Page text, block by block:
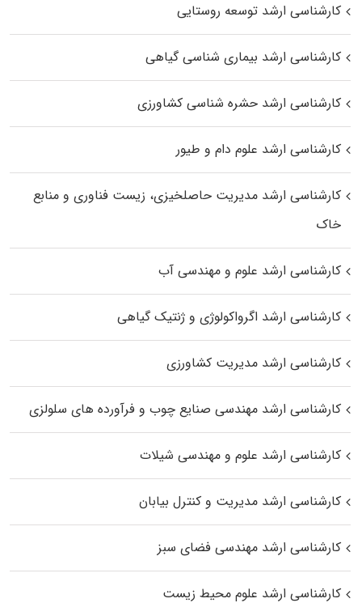
کارشناسی ارشد توسعه روستایی
کارشناسی ارشد بیماری‌ شناسی گیاهی
کارشناسی ارشد حشره‌ شناسی کشاورزی
کارشناسی ارشد علوم دام و طیور
کارشناسی ارشد مدیریت حاصلخیزی، زیست فناوری و منابع
خاک
کارشناسی ارشد علوم و مهندسی آب
کارشناسی ارشد اگرواکولوژی و ژنتیک گیاهی
کارشناسی ارشد مدیریت کشاورزی
کارشناسی ارشد مهندسی صنایع چوب و فرآورده‌ های سلولزی
کارشناسی ارشد علوم و مهندسی شیلات
کارشناسی ارشد مدیریت و کنترل بیابان
کارشناسی ارشد مهندسی فضای سبز
کارشناسی ارشد علوم محیط‌ زیست